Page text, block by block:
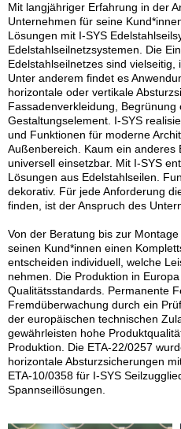
Mit langjähriger Erfahrung in der
Unternehmen für seine
Lösungen mit I-SYS
Edelstahlseilnetzsystemen. Die
Edelstahlseilnetzes sind vielseitig,
Unter anderem findet es
horizontale oder vertikale
Fassadenverkleidung, Begrünung
Gestaltungselement. I-SYS
und Funktionen für moderne
Außenbereich. Kaum ein anderes
universell einsetzbar. Mit I-SYS
Lösungen aus Edelstahlseilen.
dekorativ. Für jede Anforderung
finden, ist der Anspruch des
Von der Beratung bis zur
seinen Kund*innen einen
entscheiden individuell, welche
nehmen. Die Produktion in
Qualitätsstandards. Permanente
Fremdüberwachung durch ein
der europäischen technischen
gewährleisten hohe
Produktion. Die ETA-22/0257
horizontale Absturzsicherungen
ETA-10/0358 für I-SYS
Spannseillösungen.